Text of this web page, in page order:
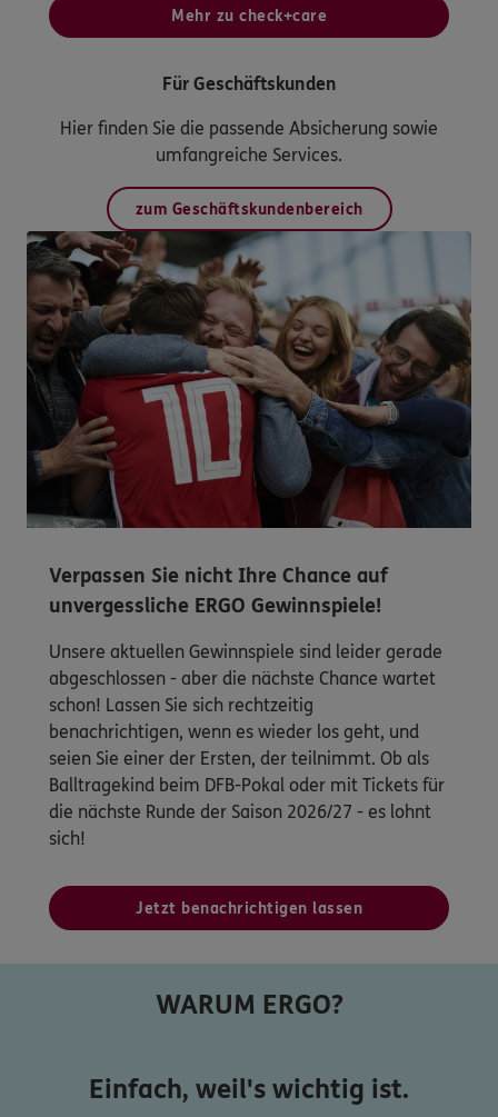
Mehr zu check+care
Für Geschäftskunden
Hier finden Sie die passende Absicherung sowie
umfangreiche Services.
zum Geschäftskundenbereich
Verpassen Sie nicht Ihre Chance auf
unvergessliche ERGO Gewinnspiele!
Unsere aktuellen Gewinnspiele sind leider gerade
abgeschlossen - aber die nächste Chance wartet
schon! Lassen Sie sich rechtzeitig
benachrichtigen, wenn es wieder los geht, und
seien Sie einer der Ersten, der teilnimmt. Ob als
Balltragekind beim DFB-Pokal oder mit Tickets für
die nächste Runde der Saison 2026/27 - es lohnt
sich!
Jetzt benachrichtigen lassen
WARUM ERGO?
Einfach, weil's wichtig ist.